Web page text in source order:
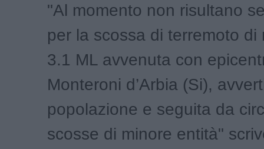
"Al momento non risultano
per la scossa di terremoto di
3.1 ML avvenuta con
Monteroni d’Arbia (Si),
popolazione e seguita da
scosse di minore entità"